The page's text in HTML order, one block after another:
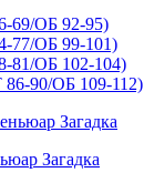
69/ОБ 92-95)
77/ОБ 99-101)
81/ОБ 102-104)
90/ОБ 109-112)
Загадка